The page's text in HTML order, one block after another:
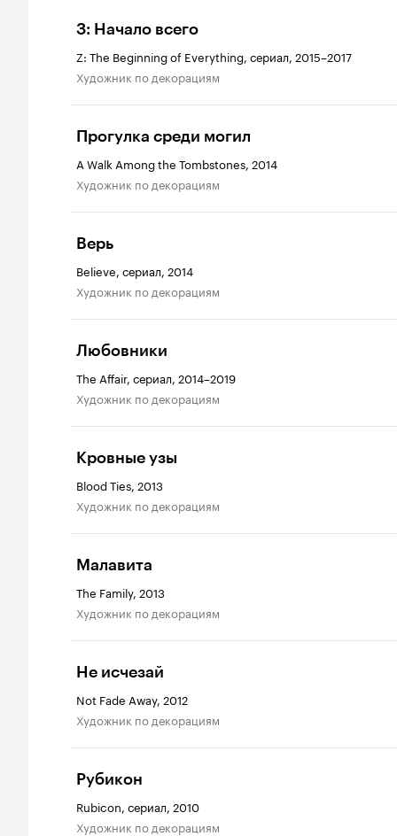
З: Начало всего
Z: The Beginning of Everything, сериал, 2015–2017
Художник по декорациям
Прогулка среди могил
A Walk Among the Tombstones, 2014
Художник по декорациям
Верь
Believe, сериал, 2014
Художник по декорациям
Любовники
The Affair, сериал, 2014–2019
Художник по декорациям
Кровные узы
Blood Ties, 2013
Художник по декорациям
Малавита
The Family, 2013
Художник по декорациям
Не исчезай
Not Fade Away, 2012
Художник по декорациям
Рубикон
Rubicon, сериал, 2010
Художник по декорациям